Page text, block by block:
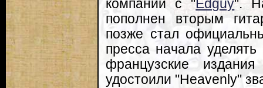
компании с "Edguy".
пополнен вторым
позже стал
пресса начала
французские
удостоили "Heavenly"